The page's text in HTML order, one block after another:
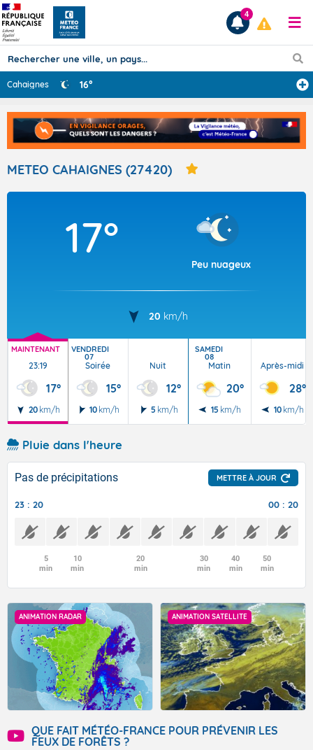
Prévisions
TOUS LES RÉSULTATS
Articles
4
Cahaignes 16°
METEO CAHAIGNES (27420)
17°
Peu nuageux
20 km/h
MAINTENANT
23:19
17°
20 km/h
VENDREDI
07
Soirée
15°
10 km/h
Nuit
12°
5 km/h
SAMEDI
08
Matin
20°
15 km/h
Après-midi
28°
10 km/h
Pluie dans l'heure
Pas de précipitations METTRE À JOUR
23 : 20 00 : 20
5
min
10
min
20
min
30
min
40
min
50
min
ANIMATION RADAR ANIMATION SATELLITE
QUE FAIT MÉTÉO-FRANCE POUR PRÉVENIR LES
FEUX DE FORÊTS ?